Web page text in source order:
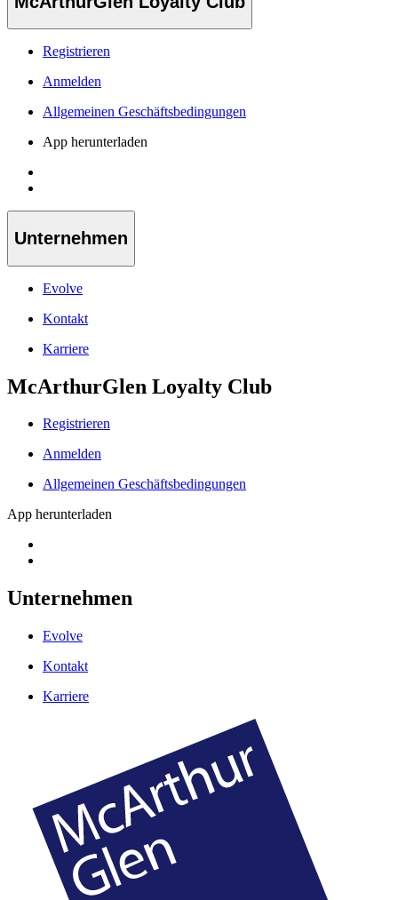
Registrieren
Anmelden
Allgemeinen Geschäftsbedingungen
App herunterladen
Unternehmen
Evolve
Kontakt
Karriere
McArthurGlen Loyalty Club
Registrieren
Anmelden
Allgemeinen Geschäftsbedingungen
App herunterladen
Unternehmen
Evolve
Kontakt
Karriere